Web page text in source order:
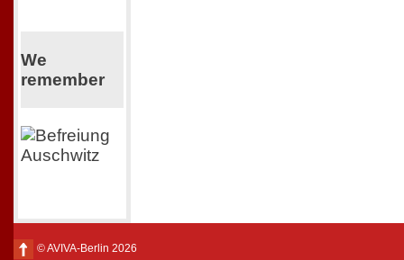
We
remember
© AVIVA-Berlin 2026